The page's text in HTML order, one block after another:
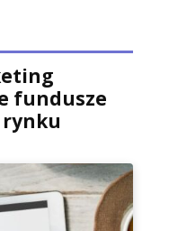
fundusze
rynku